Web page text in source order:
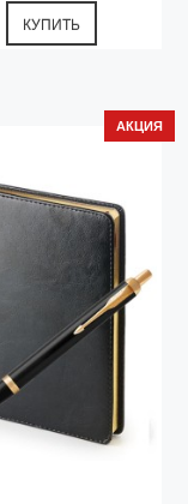
КУПИТЬ
АКЦИЯ